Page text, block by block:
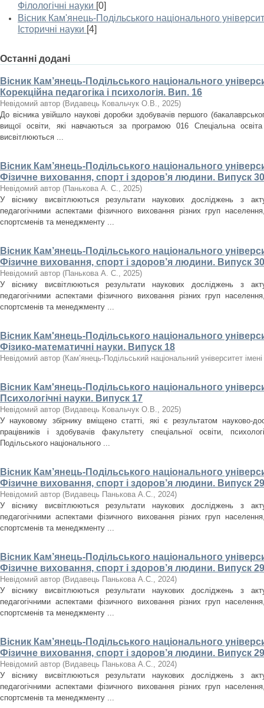
Філологічні науки [0]
Вісник Кам'янець-Подільського національного
Історичні науки [4]
Останні додані
Вісник Кам’янець-Подільського національного
Корекційна педагогіка і психологія. Вип. 16
Невідомий автор (Видавець Ковальчук О.В., 2025)
До вісника увійшло наукові доробки здобувачів першого
вищої освіти, які навчаються за програмою 016 Спеціальна
висвітлюються ...
Вісник Кам’янець-Подільського національного
Фізичне виховання, спорт і здоров’я людини. Випуск
Невідомий автор (Панькова А. С., 2025)
У віснику висвітлюються результати наукових досліджень з
педагогічними аспектами фізичного виховання різних груп населення,
спортсменів та менеджменту ...
Вісник Кам’янець-Подільського національного
Фізичне виховання, спорт і здоров’я людини. Випуск
Невідомий автор (Панькова А. С., 2025)
У віснику висвітлюються результати наукових досліджень з
педагогічними аспектами фізичного виховання різних груп населення,
спортсменів та менеджменту ...
Вісник Кам'янець-Подільського національного
Фізико-математичні науки. Випуск 18
Невідомий автор (Кам’янець-Подільський національний університет
Вісник Кам'янець-Подільського національного
Психологічні науки. Випуск 17
Невідомий автор (Видавець Ковальчук О.В., 2025)
У науковому збірнику вміщено статті, які є результатом науково-
працівників і здобувачів факультету спеціальної освіти,
Подільського національного ...
Вісник Кам’янець-Подільського національного
Фізичне виховання, спорт і здоров’я людини. Випуск
Невідомий автор (Видавець Панькова А.С., 2024)
У віснику висвітлюються результати наукових досліджень з
педагогічними аспектами фізичного виховання різних груп населення,
спортсменів та менеджменту ...
Вісник Кам’янець-Подільського національного
Фізичне виховання, спорт і здоров’я людини. Випуск
Невідомий автор (Видавець Панькова А.С., 2024)
У віснику висвітлюються результати наукових досліджень з
педагогічними аспектами фізичного виховання різних груп населення,
спортсменів та менеджменту ...
Вісник Кам’янець-Подільського національного
Фізичне виховання, спорт і здоров’я людини. Випуск
Невідомий автор (Видавець Панькова А.С., 2024)
У віснику висвітлюються результати наукових досліджень з
педагогічними аспектами фізичного виховання різних груп населення,
спортсменів та менеджменту ...